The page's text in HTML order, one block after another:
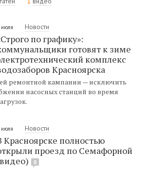
июля Новости
по графику»:
готовят к зиме
комплекс
Красноярска
ремонтной кампании — исключить
насосных станций во время
июля Новости
Красноярске полностью
проезд по Семафорной
8